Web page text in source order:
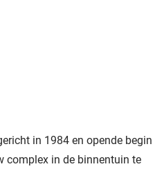
in 1984 en opende begin
complex in de binnentuin te